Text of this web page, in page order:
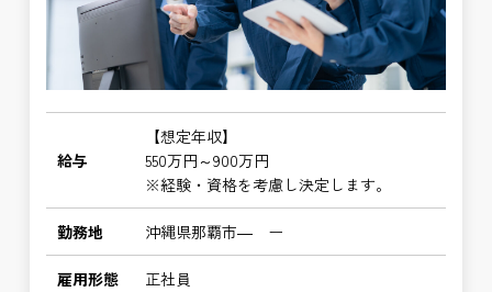
給与
【想定年収】
550万円～900万円
※経験・資格を考慮し決定します。
勤務地 沖縄県那覇市― ー
雇用形態 正社員